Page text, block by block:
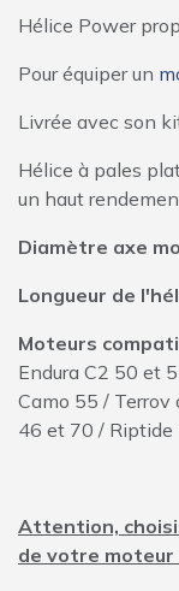
Hélice Power
Pour équiper un
Livrée avec son
Hélice à pales
un haut
Diamètre axe
Longueur de
Moteurs
Endura C2 50 et
Camo 55 /
46 et 70 / Riptide
Attention,
de votre moteur